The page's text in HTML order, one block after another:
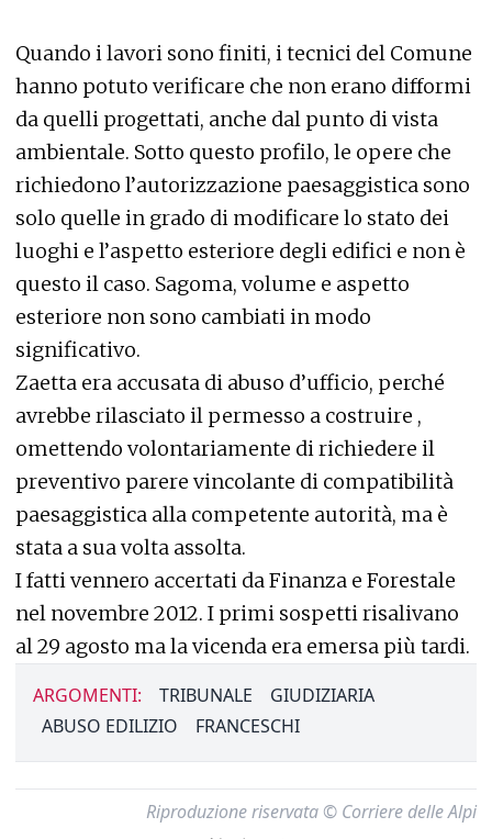
Quando i lavori sono finiti, i tecnici del Comune
hanno potuto verificare che non erano difformi
da quelli progettati, anche dal punto di vista
ambientale. Sotto questo profilo, le opere che
richiedono l’autorizzazione paesaggistica sono
solo quelle in grado di modificare lo stato dei
luoghi e l’aspetto esteriore degli edifici e non è
questo il caso. Sagoma, volume e aspetto
esteriore non sono cambiati in modo
significativo.
Zaetta era accusata di abuso d’ufficio, perché
avrebbe rilasciato il permesso a costruire ,
omettendo volontariamente di richiedere il
preventivo parere vincolante di compatibilità
paesaggistica alla competente autorità, ma è
stata a sua volta assolta.
I fatti vennero accertati da Finanza e Forestale
nel novembre 2012. I primi sospetti risalivano
al 29 agosto ma la vicenda era emersa più tardi.
ARGOMENTI: TRIBUNALE
GIUDIZIARIA
ABUSO EDILIZIO
FRANCESCHI
Riproduzione riservata © Corriere delle Alpi